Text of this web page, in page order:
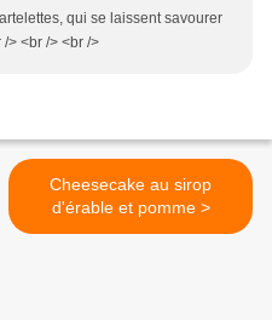
qui se laissent savourer
> <br /> <br />
Cheesecake au sirop
d'érable et pomme >